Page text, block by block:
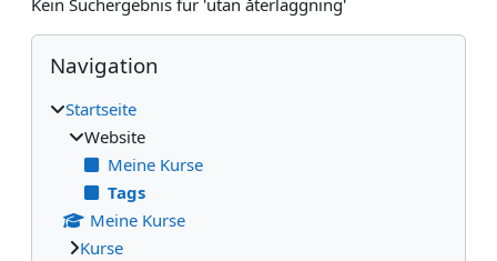
Blöcke
Navigation überspringen
Navigation
Startseite
Website
Meine Kurse
Tags
Meine Kurse
Kurse